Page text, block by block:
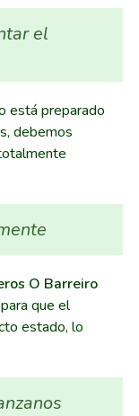
el
está preparado
debemos
O Barreiro
que el
estado, lo